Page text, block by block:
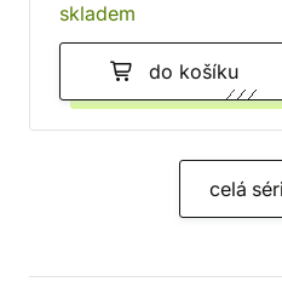
skladem
do košíku
celá